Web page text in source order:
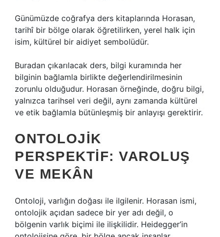
Günümüzde coğrafya ders kitaplarında Horasan,
tarihî bir bölge olarak öğretilirken, yerel halk için
isim, kültürel bir aidiyet sembolüdür.
Buradan çıkarılacak ders, bilgi kuramında her
bilginin bağlamla birlikte değerlendirilmesinin
zorunlu olduğudur. Horasan örneğinde, doğru bilgi,
yalnızca tarihsel veri değil, aynı zamanda kültürel
ve etik bağlamla bütünleşmiş bir anlayışı gerektirir.
ONTOLOJIK
PERSPEKTIF: VAROLUŞ
VE MEKÂN
Ontoloji, varlığın doğası ile ilgilenir. Horasan ismi,
ontolojik açıdan sadece bir yer adı değil, o
bölgenin varlık biçimi ile ilişkilidir. Heidegger’in